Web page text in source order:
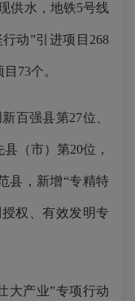
供水，地铁5号线
动”引进项目268
73个。
百强县第27位、
（市）第20位，
县，新增“专精特
权、有效发明专
大产业”专项行动